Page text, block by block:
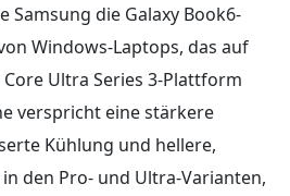
Samsung die Galaxy Book6-
Windows-Laptops, das auf
Ultra Series 3-Plattform
verspricht eine stärkere
Kühlung und hellere,
den Pro- und Ultra-Varianten,